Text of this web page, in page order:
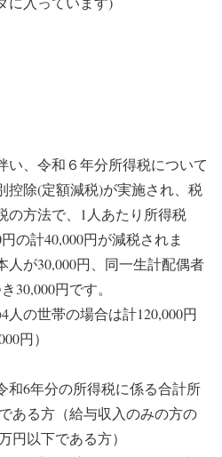
い、令和６年分所得税について
控除(定額減税)が実施され、税
の方法で、1人あたり所得税
の計40,000円が減税されま
人が30,000円、同一生計配偶者
30,000円です。
人の世帯の場合は計120,000円
円）
和6年分の所得税に係る合計所
ある方（給与収入のみの方の
円以下である方）